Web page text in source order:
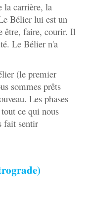
la carrière, la
Bélier lui est un
être, faire, courir. Il
Le Bélier n'a
(le premier
sommes prêts
Les phases
ce qui nous
fait sentir